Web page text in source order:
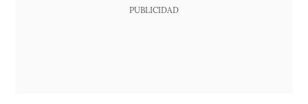
PUBLICIDAD